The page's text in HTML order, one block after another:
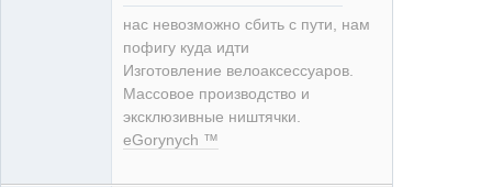
нас невозможно сбить с пути, нам
пофигу куда идти
Изготовление велоаксессуаров.
Массовое производство и
эксклюзивные ништячки.
eGorynych ™